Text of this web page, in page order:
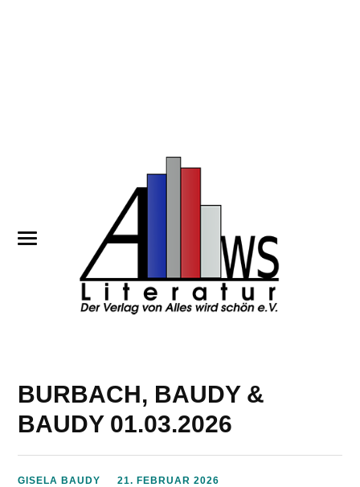
BURBACH, BAUDY &
BAUDY 01.03.2026
GISELA BAUDY 21. FEBRUAR 2026